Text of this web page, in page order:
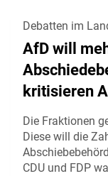
Debatten im
AfD will
kritisieren
Die Fraktionen
Diese will die
CDU und FDP